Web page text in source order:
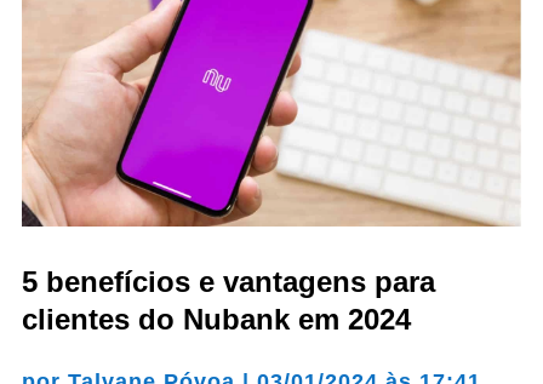
5 benefícios e vantagens para
clientes do Nubank em 2024